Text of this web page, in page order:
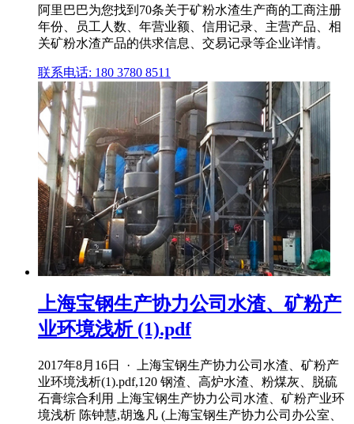
阿里巴巴为您找到70条关于矿粉水渣生产商的工商注册
年份、员工人数、年营业额、信用记录、主营产品、相
关矿粉水渣产品的供求信息、交易记录等企业详情。
联系电话: 180 3780 8511
上海宝钢生产协力公司水渣、矿粉产
业环境浅析 (1).pdf
2017年8月16日 · 上海宝钢生产协力公司水渣、矿粉产
业环境浅析(1).pdf,120 钢渣、高炉水渣、粉煤灰、脱硫
石膏综合利用 上海宝钢生产协力公司水渣、矿粉产业环
境浅析 陈钟慧,胡逸凡 (上海宝钢生产协力公司办公室、